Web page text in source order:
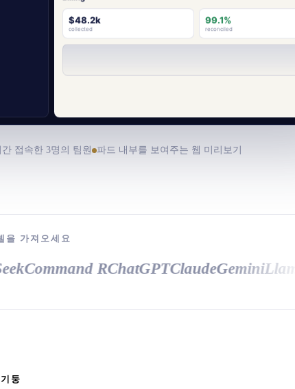
$48.2k
collected
99.1%
reconciled
접속한 3명의 팀원 파드 내부를 보여주는 웹 미리보기
을 가져오세요
Command RChatGPTClaudeGeminiLlama
둥